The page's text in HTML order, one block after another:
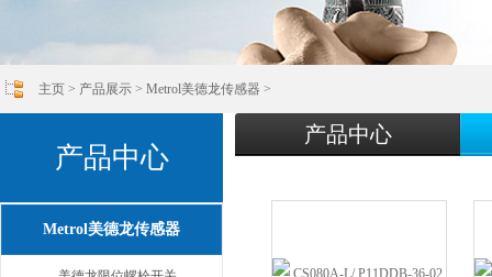
主页 > 产品展示 > Metrol美德龙传感器 >
产品中心
Metrol美德龙传感器
产品中心